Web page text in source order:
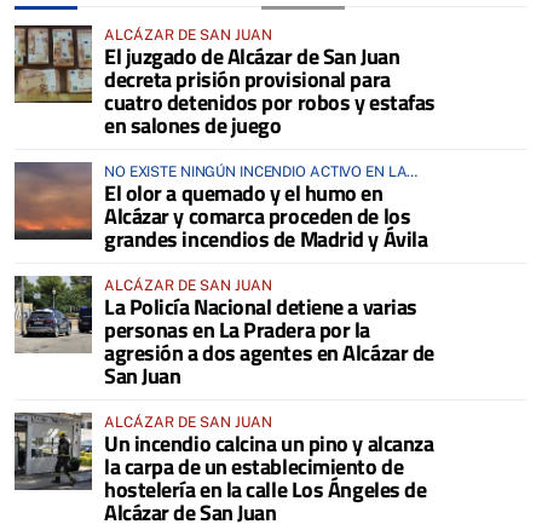
ALCÁZAR DE SAN JUAN
El juzgado de Alcázar de San Juan
decreta prisión provisional para
cuatro detenidos por robos y estafas
en salones de juego
NO EXISTE NINGÚN INCENDIO ACTIVO EN LA
COMARCA
El olor a quemado y el humo en
Alcázar y comarca proceden de los
grandes incendios de Madrid y Ávila
ALCÁZAR DE SAN JUAN
La Policía Nacional detiene a varias
personas en La Pradera por la
agresión a dos agentes en Alcázar de
San Juan
ALCÁZAR DE SAN JUAN
Un incendio calcina un pino y alcanza
la carpa de un establecimiento de
hostelería en la calle Los Ángeles de
Alcázar de San Juan